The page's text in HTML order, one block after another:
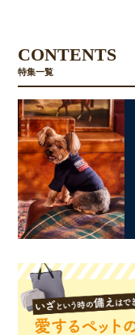
CONTENTS
特集一覧